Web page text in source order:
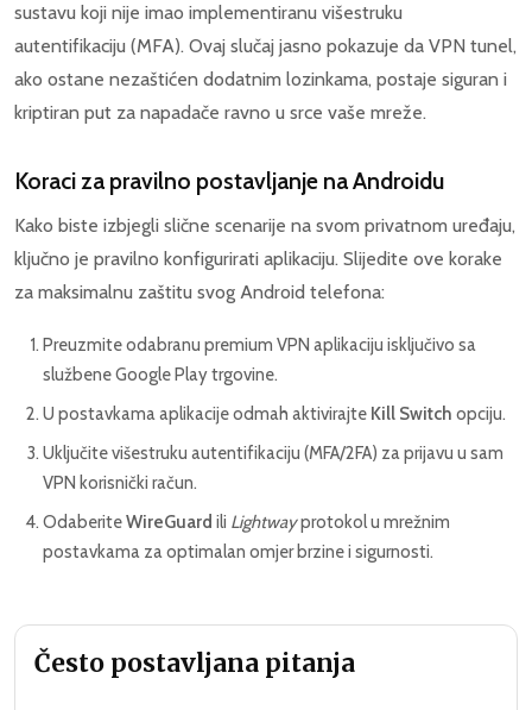
sustavu koji nije imao implementiranu višestruku
autentifikaciju (MFA). Ovaj slučaj jasno pokazuje da VPN tunel,
ako ostane nezaštićen dodatnim lozinkama, postaje siguran i
kriptiran put za napadače ravno u srce vaše mreže.
Koraci za pravilno postavljanje na Androidu
Kako biste izbjegli slične scenarije na svom privatnom uređaju,
ključno je pravilno konfigurirati aplikaciju. Slijedite ove korake
za maksimalnu zaštitu svog Android telefona:
Preuzmite odabranu premium VPN aplikaciju isključivo sa
službene Google Play trgovine.
U postavkama aplikacije odmah aktivirajte Kill Switch opciju.
Uključite višestruku autentifikaciju (MFA/2FA) za prijavu u sam
VPN korisnički račun.
OdaberiteWireGuard ili Lightwayprotokol u mrežnim
postavkama za optimalan omjer brzine i sigurnosti.
Često postavljana pitanja